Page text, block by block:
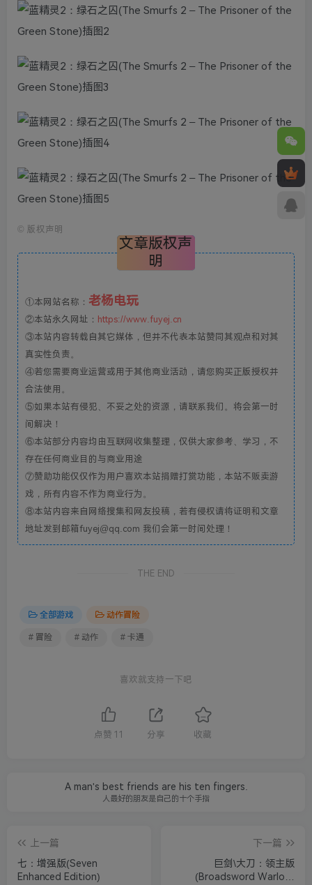
© 版权声明
文章版权声
明
①本网站名称： 老杨电玩
②本站永久网址： https://www.fuyej.cn
③本站内容转载自其它媒体，但并不代表本站赞同其观点和对其
真实性负责。
④若您需要商业运营或用于其他商业活动，请您购买正版授权并
合法使用。
⑤如果本站有侵犯、不妥之处的资源，请联系我们。将会第一时
间解决！
⑥本站部分内容均由互联网收集整理，仅供大家参考、学习，不
存在任何商业目的与商业用途
⑦赞助功能仅仅作为用户喜欢本站捐赠打赏功能，本站不贩卖游
戏，所有内容不作为商业行为。
⑧本站内容来自网络搜集和网友投稿，若有侵权请将证明和文章
地址发到邮箱fuyej@qq.com 我们会第一时间处理！
THE END
全部游戏 动作冒险
# 冒险 # 动作 # 卡通
喜欢就支持一下吧
点赞 11 分享 收藏
A man's best friends are his ten fingers.
人最好的朋友是自己的十个手指
上一篇
七：增强版(Seven
Enhanced Edition)
下一篇
巨剑\大刀：领主版
(Broadsword Warlord